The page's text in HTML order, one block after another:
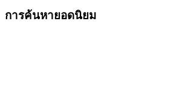
การค้นหายอดนิยม